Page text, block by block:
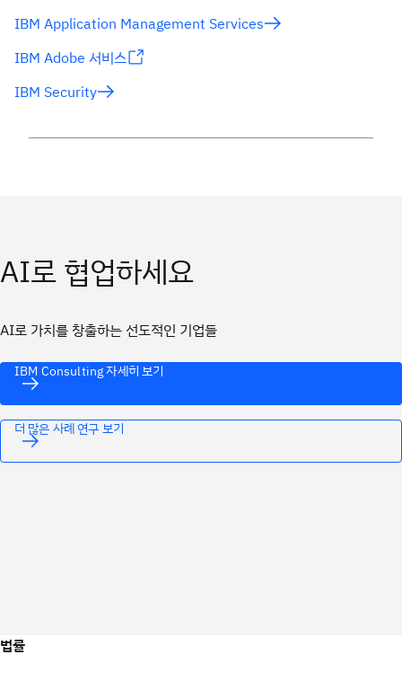
IBM Application Management Services
IBM Adobe 서비스
IBM Security
AI로 협업하세요
AI로 가치를 창출하는 선도적인 기업들
IBM Consulting 자세히 보기
더 많은 사례 연구 보기
법률